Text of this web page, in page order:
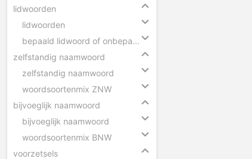
lidwoorden
lidwoorden
bepaald lidwoord of onbepaald lidwoord
zelfstandig naamwoord
zelfstandig naamwoord
woordsoortenmix ZNW
bijvoeglijk naamwoord
bijvoeglijk naamwoord
woordsoortenmix BNW
voorzetsels